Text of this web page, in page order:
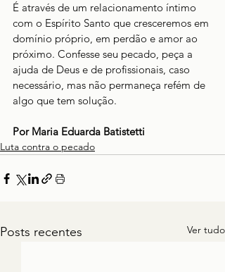
É através de um relacionamento íntimo
com o Espírito Santo que cresceremos em
domínio próprio, em perdão e amor ao
próximo. Confesse seu pecado, peça a
ajuda de Deus e de profissionais, caso
necessário, mas não permaneça refém de
algo que tem solução.
Por Maria Eduarda Batistetti
Luta contra o pecado
Posts recentes Ver tudo